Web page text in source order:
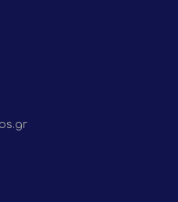
Opens